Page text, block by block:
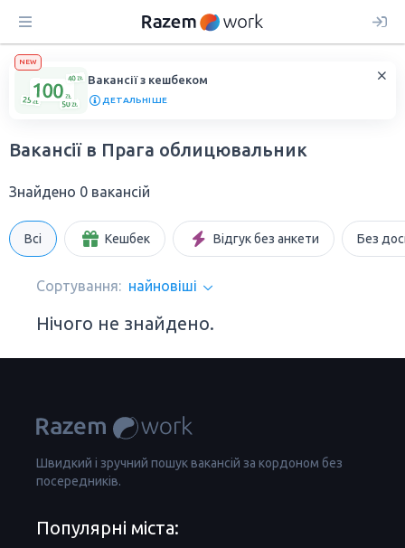
NEW
Вакансії з кешбеком
ДЕТАЛЬНІШЕ
Вакансії в Прага облицювальник
Знайдено 0 вакансій
Всі Кешбек Відгук без анкети Без
Сортування: найновіші
Нічого не знайдено.
Швидкий і зручний пошук вакансій за кордоном без
посередників.
Популярні міста: